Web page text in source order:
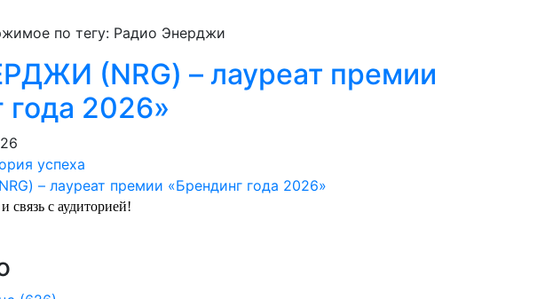
по тегу: Радио Энерджи
(NRG) – лауреат премии
года 2026»
успеха
связь с аудиторией!